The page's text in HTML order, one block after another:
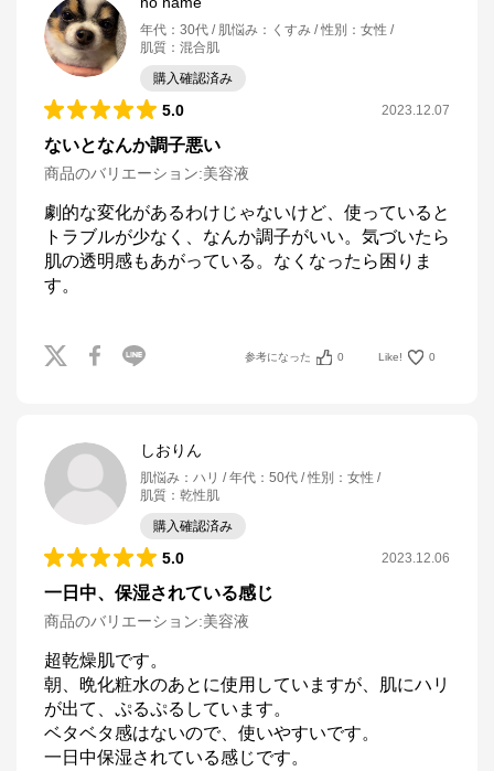
年代 ： 30代 肌悩み ： くすみ 性別 ： 女性
肌質 ： 混合肌
購入確認済み
5.0 2023.12.07
ないとなんか調子悪い
商品のバリエーション:美容液
劇的な変化があるわけじゃないけど、使っていると
トラブルが少なく、なんか調子がいい。気づいたら
肌の透明感もあがっている。なくなったら困りま
す。
参考になった 0 Like! 0
しおりん
肌悩み ： ハリ 年代 ： 50代 性別 ： 女性
肌質 ： 乾性肌
購入確認済み
5.0 2023.12.06
一日中、保湿されている感じ
商品のバリエーション:美容液
超乾燥肌です。
朝、晩化粧水のあとに使用していますが、肌にハリ
が出て、ぷるぷるしています。
ベタベタ感はないので、使いやすいです。
一日中保湿されている感じです。